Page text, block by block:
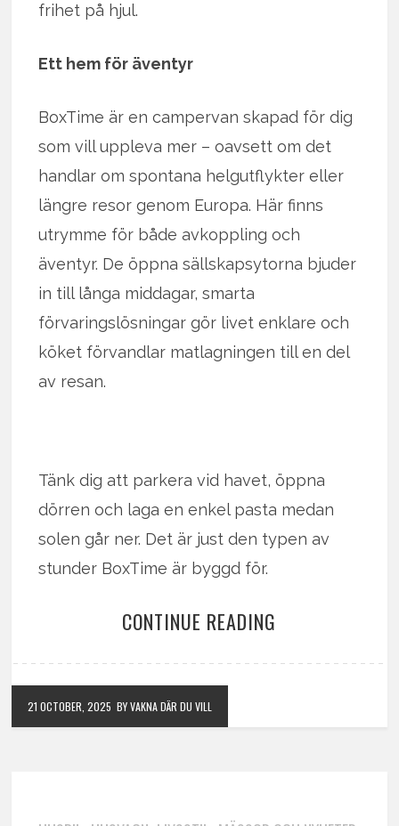
frihet på hjul.
Ett hem för äventyr
BoxTime är en campervan skapad för dig
som vill uppleva mer – oavsett om det
handlar om spontana helgutflykter eller
längre resor genom Europa. Här finns
utrymme för både avkoppling och
äventyr. De öppna sällskapsytorna bjuder
in till långa middagar, smarta
förvaringslösningar gör livet enklare och
köket förvandlar matlagningen till en del
av resan.
Tänk dig att parkera vid havet, öppna
dörren och laga en enkel pasta medan
solen går ner. Det är just den typen av
stunder BoxTime är byggd för.
CONTINUE READING
21 OCTOBER, 2025 BY VAKNA DÄR DU VILL